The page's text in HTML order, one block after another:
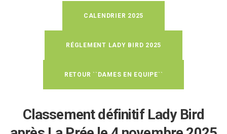
CALENDRIER 2025
RÉGLEMENT LADY BIRD 2025
RETOUR ``DAMES EN EQUIPE``
Classement définitif Lady Bird